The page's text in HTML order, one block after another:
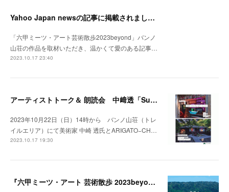
Yahoo Japan newsの記事に掲載されました。
「六甲ミーツ・アート芸術散歩2023beyond」バンノ
山荘の作品を取材いただき、温かくて愛のある記事…
2023.10.17 23:40
アーティストトーク＆ 朗読会 中﨑透「Sunny Day Light /ハルとテル」開催！
2023年10月22日（日）14時から バンノ山荘（トレ
イルエリア）にて美術家 中崎 透氏とARIGATO−CH…
2023.10.17 19:30
『六甲ミーツ・アート 芸術散歩 2023beyond』開催中。